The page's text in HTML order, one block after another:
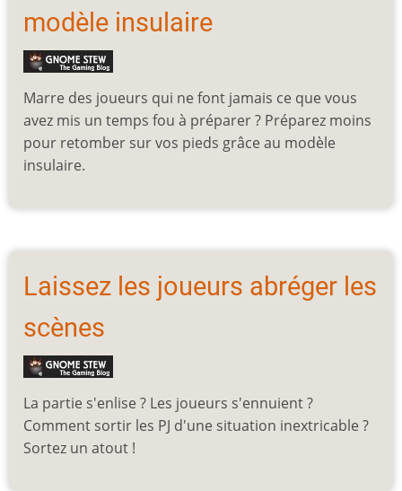
modèle insulaire
Marre des joueurs qui ne font jamais ce que vous
avez mis un temps fou à préparer ? Préparez moins
pour retomber sur vos pieds grâce au modèle
insulaire.
Laissez les joueurs abréger les
scènes
La partie s'enlise ? Les joueurs s'ennuient ?
Comment sortir les PJ d'une situation inextricable ?
Sortez un atout !